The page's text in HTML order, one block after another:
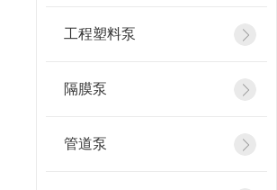
工程塑料泵
隔膜泵
管道泵